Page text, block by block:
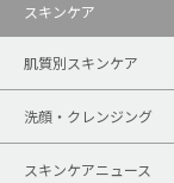
スキンケア
肌質別スキンケア
洗顔・クレンジング
スキンケアニュース